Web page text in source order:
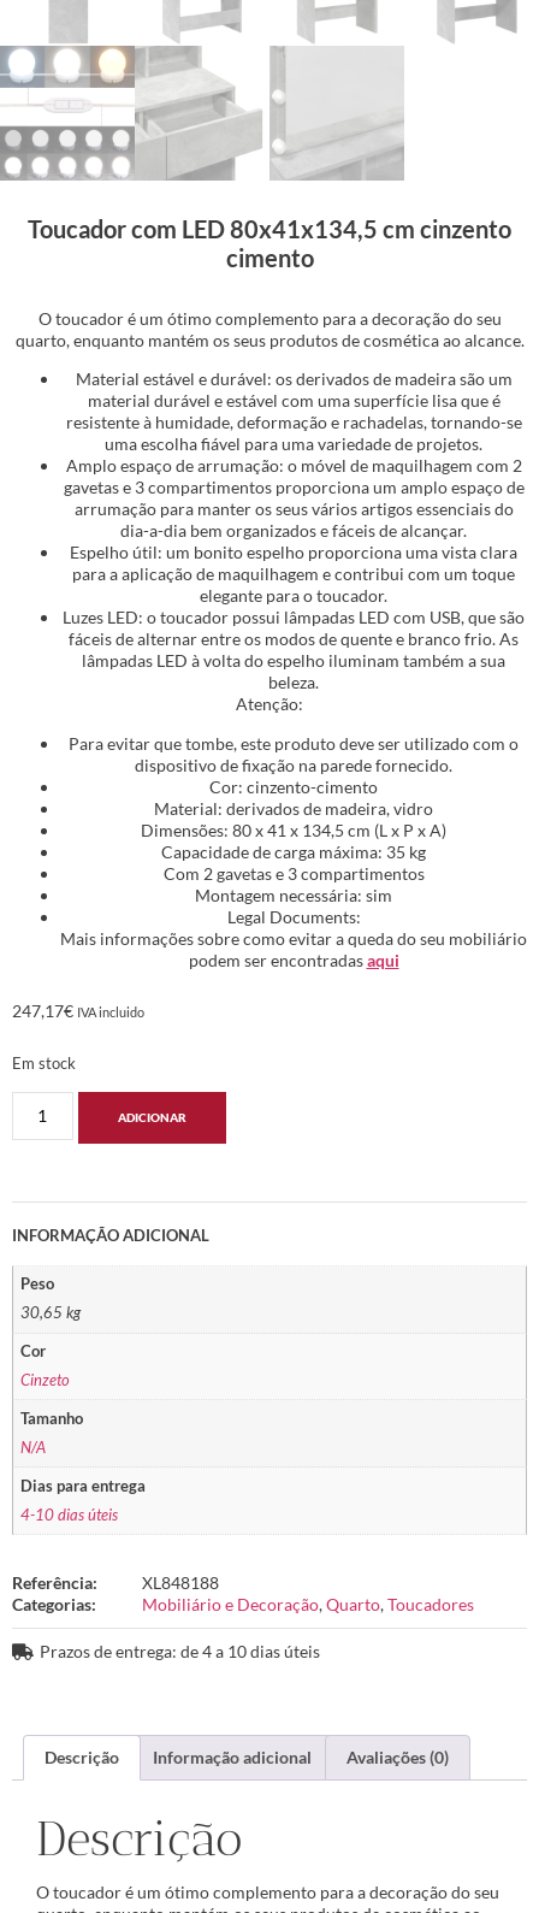
Toucador com LED 80x41x134,5 cm cinzento
cimento
O toucador é um ótimo complemento para a decoração do seu
quarto, enquanto mantém os seus produtos de cosmética ao alcance.
Material estável e durável: os derivados de madeira são um
material durável e estável com uma superfície lisa que é
resistente à humidade, deformação e rachadelas, tornando-se
uma escolha fiável para uma variedade de projetos.
Amplo espaço de arrumação: o móvel de maquilhagem com 2
gavetas e 3 compartimentos proporciona um amplo espaço de
arrumação para manter os seus vários artigos essenciais do
dia-a-dia bem organizados e fáceis de alcançar.
Espelho útil: um bonito espelho proporciona uma vista clara
para a aplicação de maquilhagem e contribui com um toque
elegante para o toucador.
Luzes LED: o toucador possui lâmpadas LED com USB, que são
fáceis de alternar entre os modos de quente e branco frio. As
lâmpadas LED à volta do espelho iluminam também a sua
beleza.
Atenção:
Para evitar que tombe, este produto deve ser utilizado com o
dispositivo de fixação na parede fornecido.
Cor: cinzento-cimento
Material: derivados de madeira, vidro
Dimensões: 80 x 41 x 134,5 cm (L x P x A)
Capacidade de carga máxima: 35 kg
Com 2 gavetas e 3 compartimentos
Montagem necessária: sim
Legal Documents:
Mais informações sobre como evitar a queda do seu mobiliário
podem ser encontradasaqui
247,17€ IVA incluido
Em stock
ADICIONAR
INFORMAÇÃO ADICIONAL
Peso
30,65 kg
Cor
Cinzeto
Tamanho
N/A
Dias para entrega
4-10 dias úteis
Referência:
XL848188
Categorias:
Mobiliário e Decoração,Quarto,Toucadores
Prazos de entrega: de 4 a 10 dias úteis
Descrição Informação adicional Avaliações (0)
Descrição
O toucador é um ótimo complemento para a decoração do seu